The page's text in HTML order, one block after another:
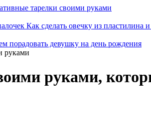
тарелки своими руками
Как сделать овечку из пластилина
порадовать девушку на день рождения
руками
руками,